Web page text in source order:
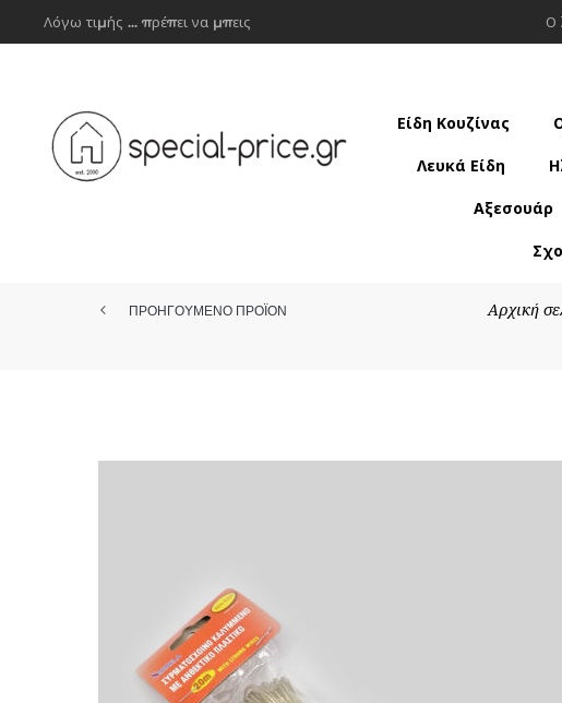
Λόγω τιμής ... πρέπει να μπεις Ο
Είδη Κουζίνας
Λευκά Είδη
Αξεσουάρ
Αρχική
ΠΡΟΗΓΟΥΜΕΝΟ ΠΡΟΪΟΝ